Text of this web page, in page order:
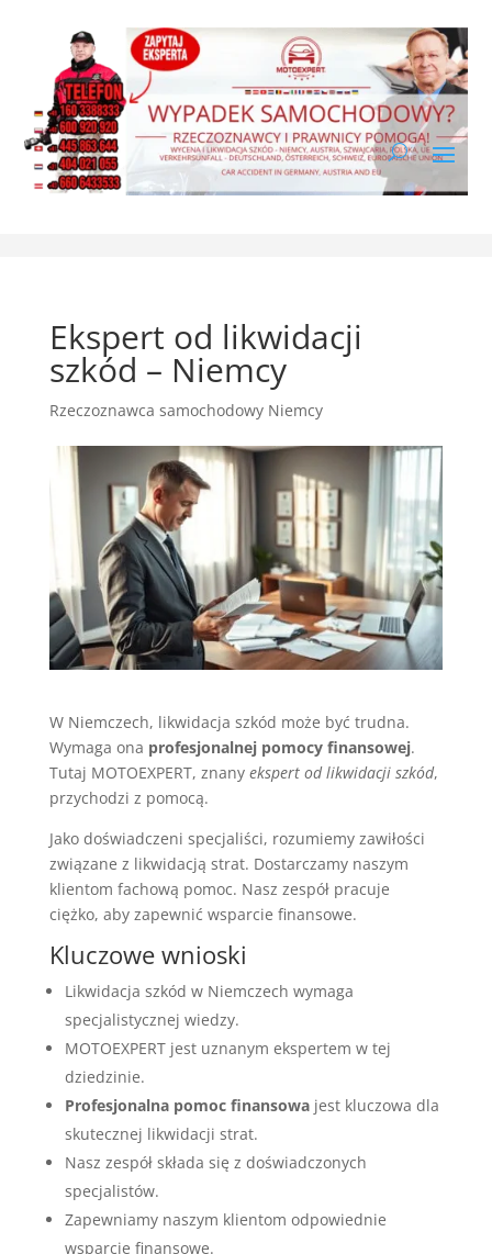
Ekspert od likwidacji
szkód – Niemcy
Rzeczoznawca samochodowy Niemcy
W Niemczech, likwidacja szkód może być trudna.
Wymaga ona profesjonalnej pomocy finansowej.
Tutaj MOTOEXPERT, znany ekspert od likwidacji szkód,
przychodzi z pomocą.
Jako doświadczeni specjaliści, rozumiemy zawiłości
związane z likwidacją strat. Dostarczamy naszym
klientom fachową pomoc. Nasz zespół pracuje
ciężko, aby zapewnić wsparcie finansowe.
Kluczowe wnioski
Likwidacja szkód w Niemczech wymaga
specjalistycznej wiedzy.
MOTOEXPERT jest uznanym ekspertem w tej
dziedzinie.
Profesjonalna pomoc finansowajest kluczowa dla
skutecznej likwidacji strat.
Nasz zespół składa się z doświadczonych
specjalistów.
Zapewniamy naszym klientom odpowiednie
wsparcie finansowe.